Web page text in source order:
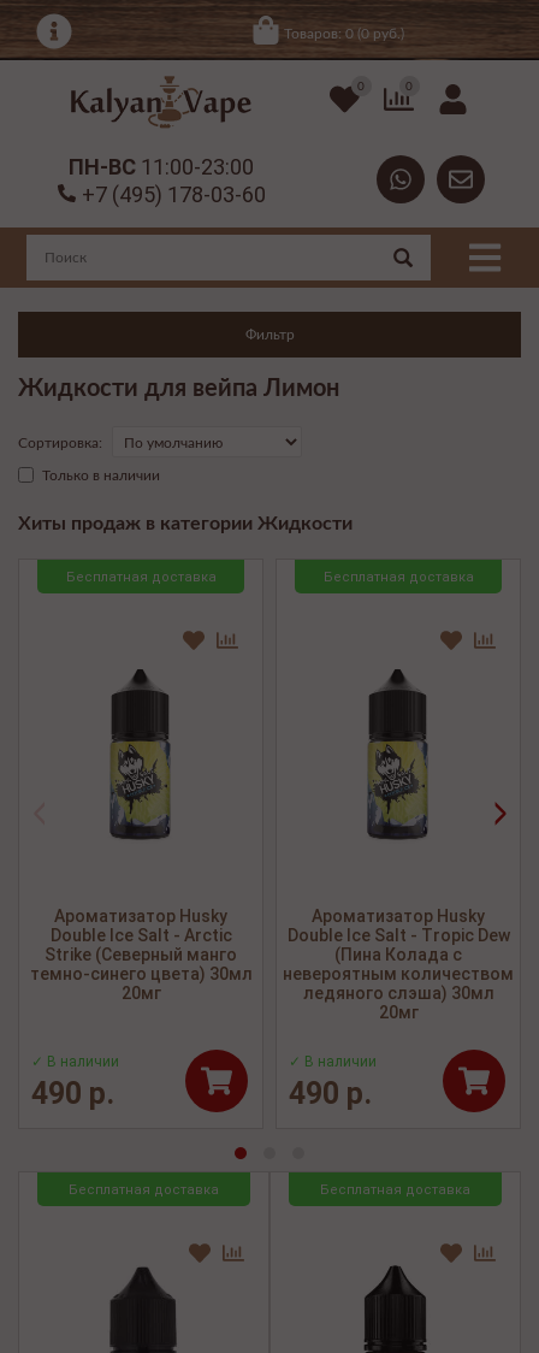
Товаров: 0 (0 руб.)
0 0
ПН-ВС 11:00-23:00
+7 (495) 178-03-60
Фильтр
Жидкости для вейпа Лимон
Сортировка:
Только в наличии
Хиты продаж в категории Жидкости
Бесплатная доставка
Ароматизатор Husky
Double Ice Salt - Arctic
Strike (Северный манго
темно-синего цвета) 30мл
20мг
✓ В наличии
490 р.
Бесплатная доставка
Ароматизатор Husky
Double Ice Salt - Tropic Dew
(Пина Колада с
невероятным количеством
ледяного слэша) 30мл
20мг
✓ В наличии
490 р.
>
Бесплатная доставка Бесплатная доставка